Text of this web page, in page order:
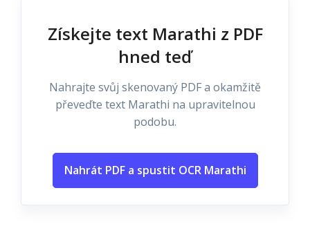
Získejte text Marathi z PDF
hned teď
Nahrajte svůj skenovaný PDF a okamžitě
převeďte text Marathi na upravitelnou
podobu.
Nahrát PDF a spustit OCR Marathi